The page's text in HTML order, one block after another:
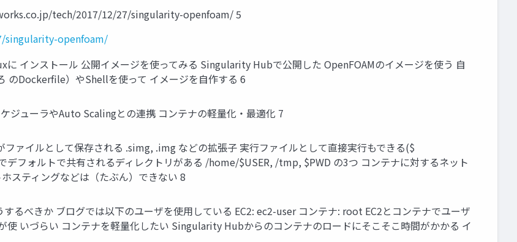
tech/2017/12/27/singularity-openfoam/ 5
singularity-openfoam/
インストール 公開イメージを使ってみる Singularity Hubで公開した OpenFOAMのイメージを使う 自
のDockerfile）やShellを使って イメージを自作する 6
ジューラやAuto Scalingとの連携 コンテナの軽量化・最適化 7
ァイルとして保存される .simg, .img などの拡張子 実行ファイルとして直接実行もできる($
フォルトで共有されるディレクトリがある /home/$USER, /tmp, $PWD の3つ コンテナに対するネット
スティングなどは（たぶん）できない 8
るべきか ブログでは以下のユーザを使用している EC2: ec2-user コンテナ: root EC2とコンテナでユーザ
使 いづらい コンテナを軽量化したい Singularity Hubからのコンテナのロードにそこそこ時間がかかる イ